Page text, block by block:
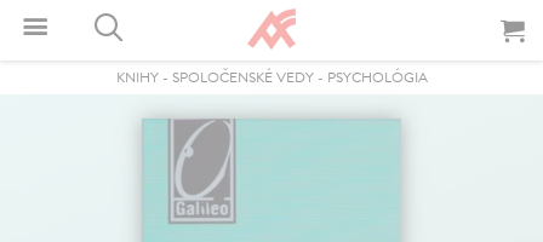
KNIHY- SPOLOČENSKÉ VEDY- PSYCHOLÓGIA